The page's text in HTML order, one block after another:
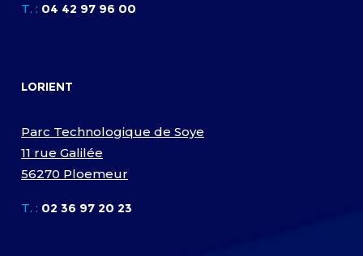
T. : 04 42 97 96 00
LORIENT
Parc Technologique de Soye
11 rue Galilée
56270 Ploemeur
T. : 02 36 97 20 23